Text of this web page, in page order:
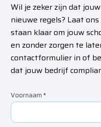
Wil je zeker zijn dat
nieuwe regels? Laat
staan klaar om jouw
en zonder zorgen te
contactformulier in of
dat jouw bedrijf
Voornaam*